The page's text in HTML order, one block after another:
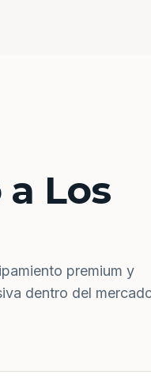
Los
premium y
dentro del